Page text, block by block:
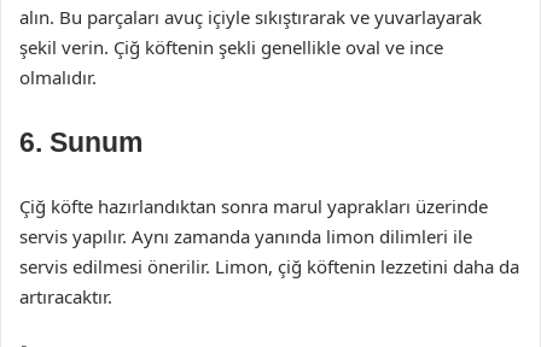
alın. Bu parçaları avuç içiyle sıkıştırarak ve yuvarlayarak
şekil verin. Çiğ köftenin şekli genellikle oval ve ince
olmalıdır.
6. Sunum
Çiğ köfte hazırlandıktan sonra marul yaprakları üzerinde
servis yapılır. Aynı zamanda yanında limon dilimleri ile
servis edilmesi önerilir. Limon, çiğ köftenin lezzetini daha da
artıracaktır.